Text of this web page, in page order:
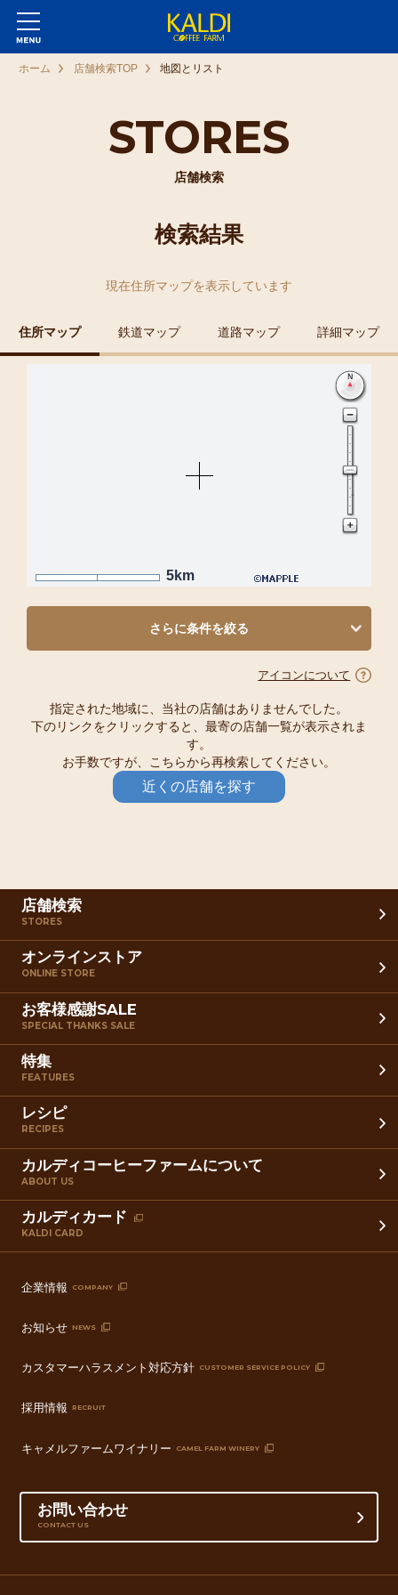
STORES
店舗検索
ホーム 店舗検索TOP 地図とリスト
検索結果
現在住所マップを表示しています
住所マップ 鉄道マップ 道路マップ 詳細マップ
5km
さらに条件を絞る
アイコンについて
指定された地域に、当社の店舗はありませんでした。
下のリンクをクリックすると、最寄の店舗一覧が表示されま
す。
お手数ですが、こちらから再検索してください。
近くの店舗を探す
店舗検索
STORES
オンラインストア
ONLINE STORE
お客様感謝SALE
SPECIAL THANKS SALE
特集
FEATURES
レシピ
RECIPES
カルディコーヒーファームについて
ABOUT US
カルディカード
KALDI CARD
企業情報 COMPANY
お知らせ NEWS
カスタマーハラスメント対応方針 CUSTOMER SERVICE POLICY
採用情報 RECRUIT
キャメルファームワイナリー CAMEL FARM WINERY
お問い合わせ
CONTACT US